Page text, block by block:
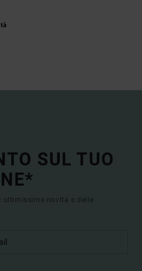
SUL TUO
ultimissime novità e delle